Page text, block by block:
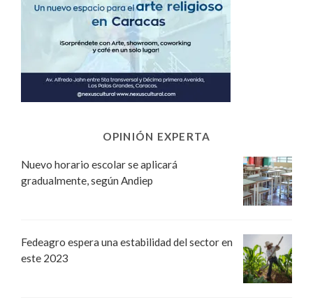
OPINIÓN EXPERTA
Nuevo horario escolar se aplicará
gradualmente, según Andiep
Fedeagro espera una estabilidad del sector en
este 2023